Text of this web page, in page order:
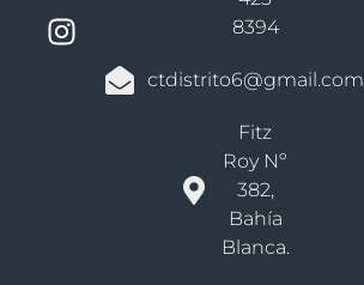
8394
ctdistrito6@gmail.com
Fitz
Roy Nº
382,
Bahía
Blanca.